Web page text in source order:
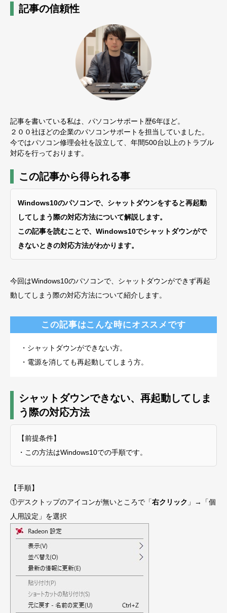
記事の信頼性
記事を書いている私は、パソコンサポート歴6年ほど。
２００社ほどの企業のパソコンサポートを担当していました。
今ではパソコン修理会社を設立して、年間500台以上のトラブル
対応を行っております。
この記事から得られる事
Windows10のパソコンで、シャットダウンをすると再起動
してしまう際の対応方法について解説します。
この記事を読むことで、Windows10でシャットダウンがで
きないときの対応方法がわかります。
今回はWindows10のパソコンで、シャットダウンができず再起
動してしまう際の対応方法について紹介します。
この記事はこんな時にオススメです
・シャットダウンができない方。
・電源を消しても再起動してしまう方。
シャットダウンできない、再起動してしま
う際の対応方法
【前提条件】
・この方法はWindows10での手順です。
【手順】
①デスクトップのアイコンが無いところで「右クリック 」→「個
人用設定」を選択